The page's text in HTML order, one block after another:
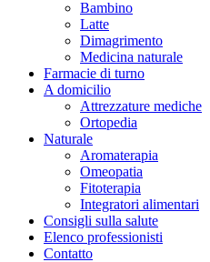
Bambino
Latte
Dimagrimento
Medicina naturale
Farmacie di turno
A domicilio
Attrezzature mediche
Ortopedia
Naturale
Aromaterapia
Omeopatia
Fitoterapia
Integratori alimentari
Consigli sulla salute
Elenco professionisti
Contatto